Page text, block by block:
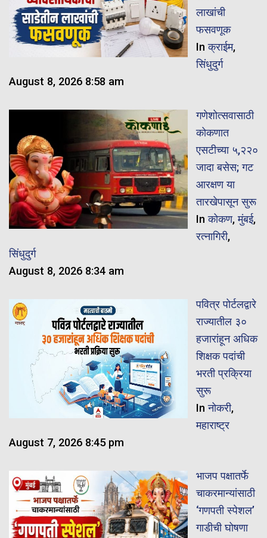
लाखांची
फसवणूक
Inक्राईम,
सिंधुदुर्ग
August 8, 2026 8:58 am
गणेशोत्सवासाठी
कोकणात
एसटीच्या ५,२२०
जादा बसेस; गट
आरक्षण या
तारखेपासून सुरू
Inकोकण,मुंबई,
रत्नागिरी,
सिंधुदुर्ग
August 8, 2026 8:34 am
पवित्र पोर्टलद्वारे
राज्यातील ३०
हजारांहून अधिक
शिक्षक पदांची
भरती प्रक्रिया
सुरू
Inनोकरी,
महाराष्ट्र
August 7, 2026 8:45 pm
भाजप पक्षातर्फे
चाकरमान्यांसाठी
‘गणपती स्पेशल’
गाडीची घोषणा